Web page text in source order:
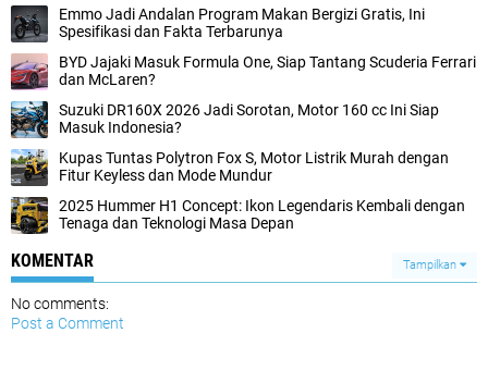
Emmo Jadi Andalan Program Makan Bergizi Gratis, Ini
Spesifikasi dan Fakta Terbarunya
BYD Jajaki Masuk Formula One, Siap Tantang Scuderia Ferrari
dan McLaren?
Suzuki DR160X 2026 Jadi Sorotan, Motor 160 cc Ini Siap
Masuk Indonesia?
Kupas Tuntas Polytron Fox S, Motor Listrik Murah dengan
Fitur Keyless dan Mode Mundur
2025 Hummer H1 Concept: Ikon Legendaris Kembali dengan
Tenaga dan Teknologi Masa Depan
KOMENTAR Tampilkan
No comments:
Post a Comment